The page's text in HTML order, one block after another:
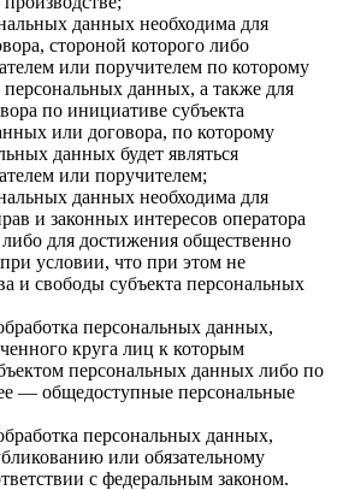
данных необходима для
стороной которого либо
или поручителем по которому
персональных данных, а также для
по инициативе субъекта
или договора, по которому
данных будет являться
или поручителем;
данных необходима для
и законных интересов оператора
для достижения общественно
условии, что при этом не
и свободы субъекта персональных
персональных данных,
круга лиц к которым
персональных данных либо по
— общедоступные персональные
персональных данных,
или обязательному
с федеральным законом.